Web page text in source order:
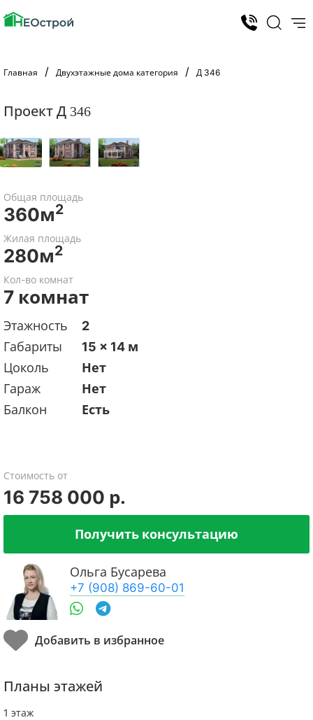
Главная Двухэтажные дома категория Д 346
Проект Д 346
Общая площадь
360м2
Жилая площадь
280м2
Кол-во комнат
7 комнат
Этажность
2
Габариты
15 x 14 м
Цоколь
Нет
Гараж
Нет
Балкон
Есть
Стоимость от
16 758 000 р.
Получить консультацию
Ольга Бусарева
+7 (908) 869-60-01
Планы этажей
1 этаж